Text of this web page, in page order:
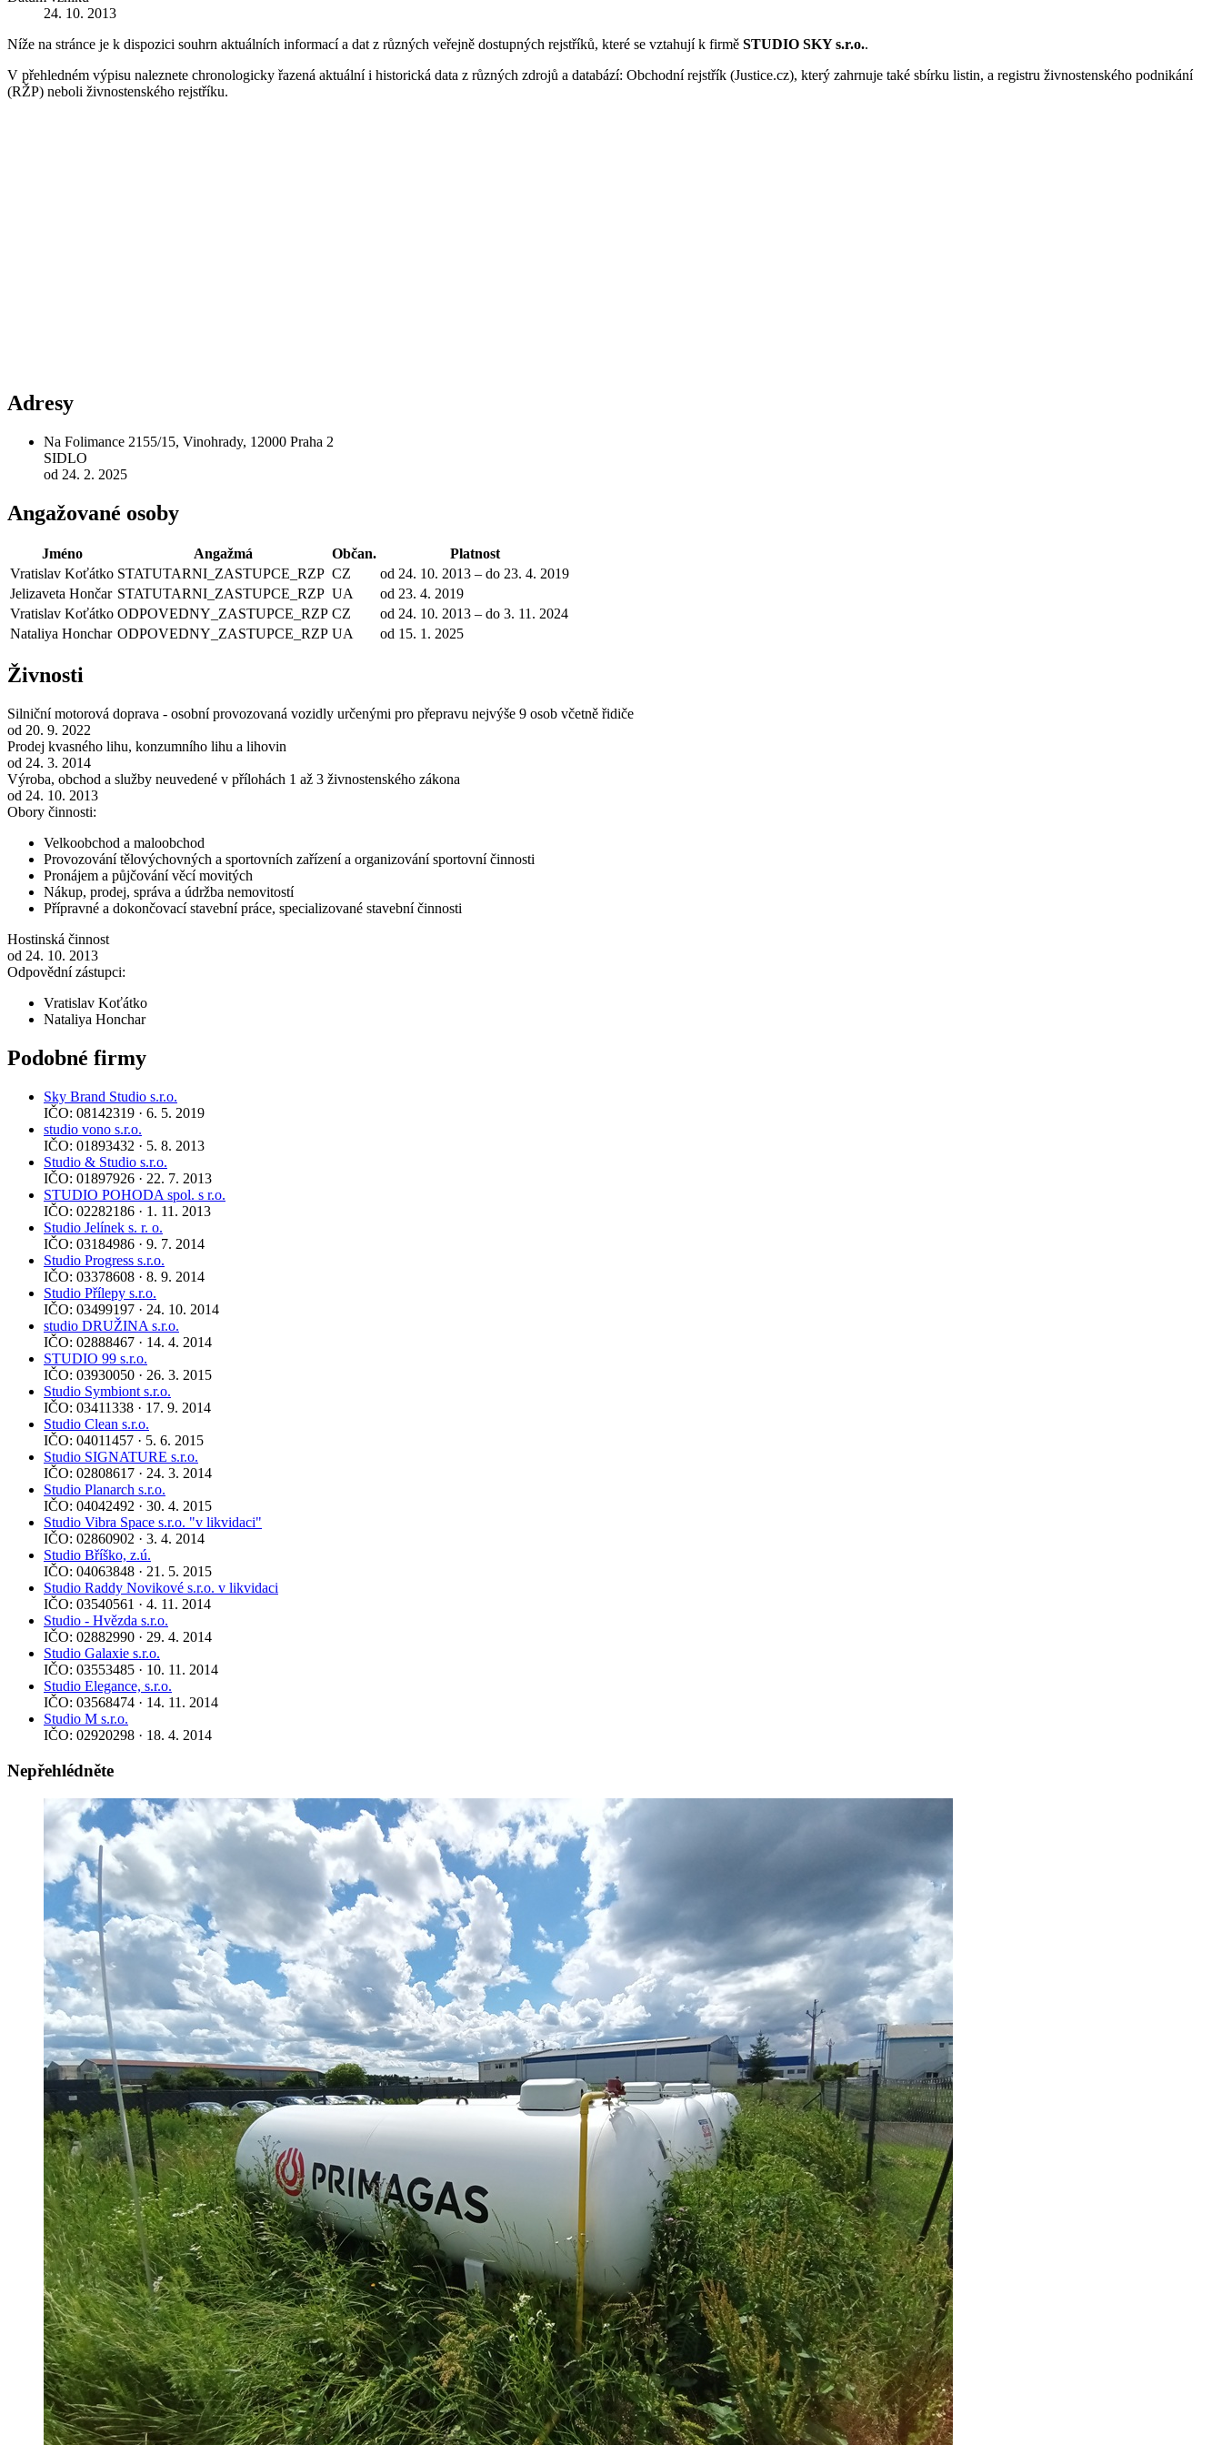
24. 10. 2013
Níže na stránce je k dispozici souhrn aktuálních informací a dat z různých veřejně dostupných rejstříků, které se vztahují k firmě STUDIO SKY s.r.o..
V přehledném výpisu naleznete chronologicky řazená aktuální i historická data z různých zdrojů a databází: Obchodní rejstřík (Justice.cz), který zahrnuje také sbírku listin, a registru živnostenského podnikání
(RŽP) neboli živnostenského rejstříku.
Adresy
Na Folimance 2155/15, Vinohrady, 12000 Praha 2
SIDLO
od 24. 2. 2025
Angažované osoby
Jméno Angažmá Občan.
Platnost
Vratislav Koťátko STATUTARNI_ZASTUPCE_RZP CZ
od 24. 10. 2013 – do 23. 4. 2019
Jelizaveta Hončar STATUTARNI_ZASTUPCE_RZP UA
od 23. 4. 2019
Vratislav Koťátko ODPOVEDNY_ZASTUPCE_RZP CZ
od 24. 10. 2013 – do 3. 11. 2024
Nataliya Honchar ODPOVEDNY_ZASTUPCE_RZP UA od 15. 1. 2025
Živnosti
Silniční motorová doprava - osobní provozovaná vozidly určenými pro přepravu nejvýše 9 osob včetně řidiče
od 20. 9. 2022
Prodej kvasného lihu, konzumního lihu a lihovin
od 24. 3. 2014
Výroba, obchod a služby neuvedené v přílohách 1 až 3 živnostenského zákona
od 24. 10. 2013
Obory činnosti:
Velkoobchod a maloobchod
Provozování tělovýchovných a sportovních zařízení a organizování sportovní činnosti
Pronájem a půjčování věcí movitých
Nákup, prodej, správa a údržba nemovitostí
Přípravné a dokončovací stavební práce, specializované stavební činnosti
Hostinská činnost
od 24. 10. 2013
Odpovědní zástupci:
Vratislav Koťátko
Nataliya Honchar
Podobné firmy
Sky Brand Studio s.r.o.
IČO: 08142319 · 6. 5. 2019
studio vono s.r.o.
IČO: 01893432 · 5. 8. 2013
Studio & Studio s.r.o.
IČO: 01897926 · 22. 7. 2013
STUDIO POHODA spol. s r.o.
IČO: 02282186 · 1. 11. 2013
Studio Jelínek s. r. o.
IČO: 03184986 · 9. 7. 2014
Studio Progress s.r.o.
IČO: 03378608 · 8. 9. 2014
Studio Přílepy s.r.o.
IČO: 03499197 · 24. 10. 2014
studio DRUŽINA s.r.o.
IČO: 02888467 · 14. 4. 2014
STUDIO 99 s.r.o.
IČO: 03930050 · 26. 3. 2015
Studio Symbiont s.r.o.
IČO: 03411338 · 17. 9. 2014
Studio Clean s.r.o.
IČO: 04011457 · 5. 6. 2015
Studio SIGNATURE s.r.o.
IČO: 02808617 · 24. 3. 2014
Studio Planarch s.r.o.
IČO: 04042492 · 30. 4. 2015
Studio Vibra Space s.r.o. "v likvidaci"
IČO: 02860902 · 3. 4. 2014
Studio Bříško, z.ú.
IČO: 04063848 · 21. 5. 2015
Studio Raddy Novikové s.r.o. v likvidaci
IČO: 03540561 · 4. 11. 2014
Studio - Hvězda s.r.o.
IČO: 02882990 · 29. 4. 2014
Studio Galaxie s.r.o.
IČO: 03553485 · 10. 11. 2014
Studio Elegance, s.r.o.
IČO: 03568474 · 14. 11. 2014
Studio M s.r.o.
IČO: 02920298 · 18. 4. 2014
Nepřehlédněte